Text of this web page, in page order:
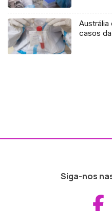
casos
Siga-nos